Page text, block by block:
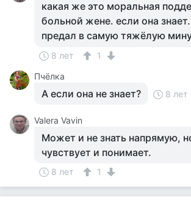
какая же это моральная
больной жене. если она
предал в самую тяжёлую
8 лет
1
Пчёлка
А если она не знает? 8 лет
Valera Vavin
Может и не знать напрямую,
чувствует и понимает.
8 лет 1